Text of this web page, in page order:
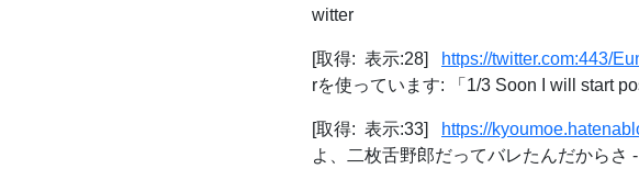
witter
[取得: 表示:28] https://twitter.com:443/
rを使っています: 「1/3 Soon I will start
[取得: 表示:33] https://
よ、二枚舌野郎だってバレたんだからさ